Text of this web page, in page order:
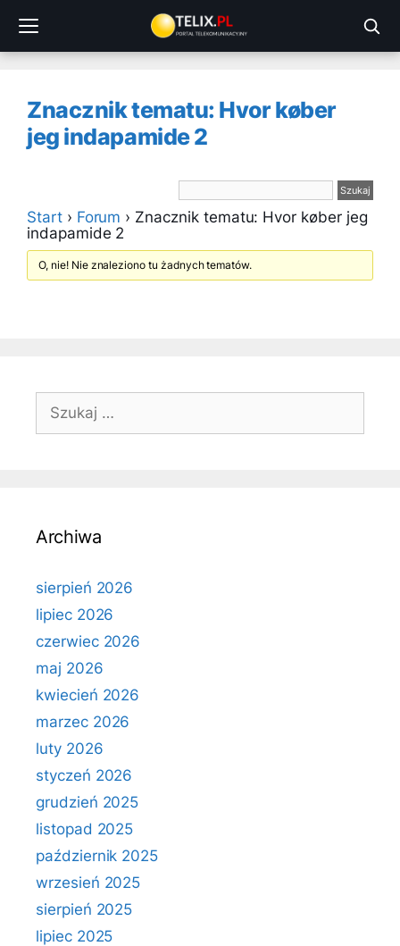
treści
Znacznik tematu: Hvor køber
jeg indapamide 2
Start › Forum › Znacznik tematu: Hvor køber jeg
indapamide 2
O, nie! Nie znaleziono tu żadnych tematów.
Szukaj:
Archiwa
sierpień 2026
lipiec 2026
czerwiec 2026
maj 2026
kwiecień 2026
marzec 2026
luty 2026
styczeń 2026
grudzień 2025
listopad 2025
październik 2025
wrzesień 2025
sierpień 2025
lipiec 2025